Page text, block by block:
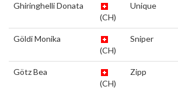
Ghiringhelli Donata
(CH)
Unique
Göldi Monika
(CH)
Sniper
Götz Bea
(CH)
Zipp